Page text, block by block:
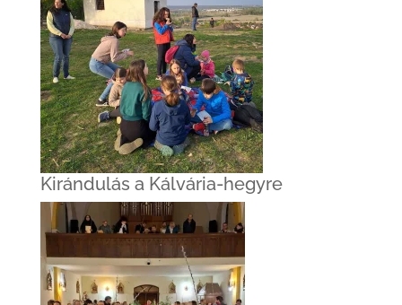
Kirándulás a Kálvária-hegyre